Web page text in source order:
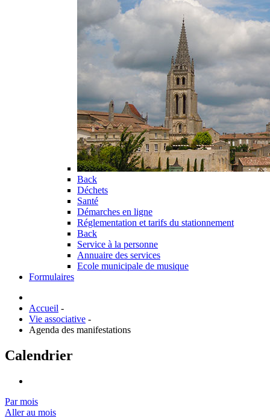
Back
Déchets
Santé
Démarches en ligne
Réglementation et tarifs du stationnement
Back
Service à la personne
Annuaire des services
Ecole municipale de musique
Formulaires
Accueil -
Vie associative -
Agenda des manifestations
Calendrier
Par mois
Aller au mois